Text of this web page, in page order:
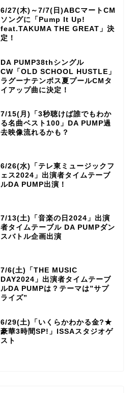
6/27(木)～7/7(日)ABCマートCM
ソングに「Pump It Up!
feat.TAKUMA THE GREAT」決
定！
DA PUMP38thシングル
CW「OLD SCHOOL HUSTLE」
ラグーナテンボス夏プールCMタ
イアップ曲に決定！
7/15(月)「3秒聴けば誰でもわか
る名曲ベスト100」DA PUMP過
去映像流れるかも？
6/26(水)「テレ東ミュージックフ
ェス2024」出演者タイムテーブ
ルDA PUMP出演！
7/13(土)「音楽の日2024」出演
者タイムテーブル DA PUMPダン
スバトル企画出演
7/6(土)「THE MUSIC
DAY2024」出演者タイムテーブ
ルDA PUMPは？テーマは”サプ
ライズ”
6/29(土)「いくらかわかる金?★
豪華3時間SP!」ISSAスタジオゲ
スト